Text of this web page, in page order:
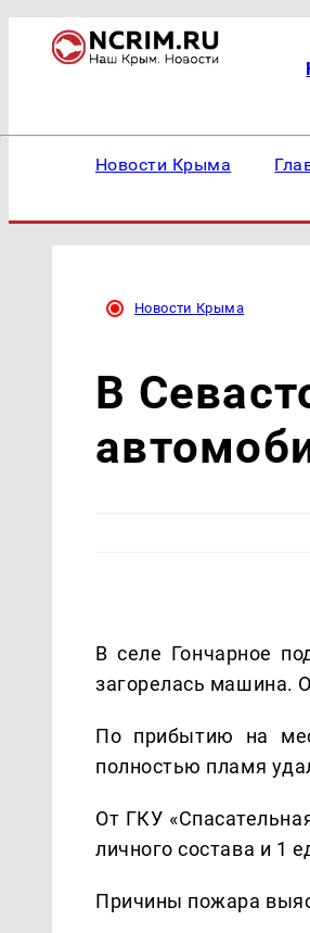
Новости Крыма
Новости Крыма
В
В селе Гончарное
загорелась машина.
По прибытию на
полностью пламя
От ГКУ
личного состава и 1
Причины пожара